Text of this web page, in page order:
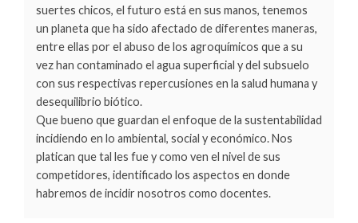
suertes chicos, el futuro está en sus manos, tenemos
un planeta que ha sido afectado de diferentes maneras,
entre ellas por el abuso de los agroquímicos que a su
vez han contaminado el agua superficial y del subsuelo
con sus respectivas repercusiones en la salud humana y
desequilibrio biótico.
Que bueno que guardan el enfoque de la sustentabilidad
incidiendo en lo ambiental, social y económico. Nos
platican que tal les fue y como ven el nivel de sus
competidores, identificado los aspectos en donde
habremos de incidir nosotros como docentes.